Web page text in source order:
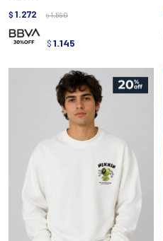
$ 1.272 $ 1.590
$ 1.145